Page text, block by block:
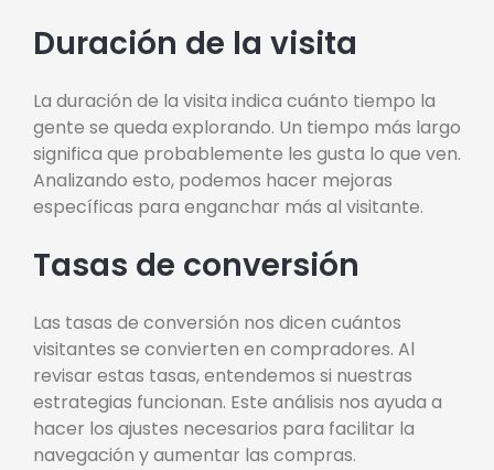
Duración de la visita
La duración de la visita indica cuánto tiempo la
gente se queda explorando. Un tiempo más largo
significa que probablemente les gusta lo que ven.
Analizando esto, podemos hacer mejoras
específicas para enganchar más al visitante.
Tasas de conversión
Las tasas de conversión nos dicen cuántos
visitantes se convierten en compradores. Al
revisar estas tasas, entendemos si nuestras
estrategias funcionan. Este análisis nos ayuda a
hacer los ajustes necesarios para facilitar la
navegación y aumentar las compras.